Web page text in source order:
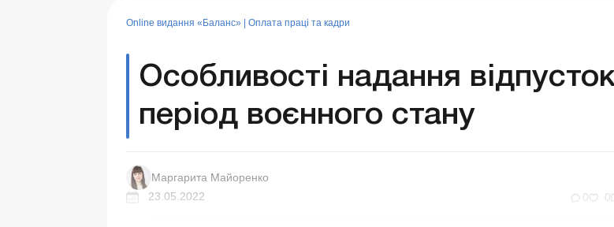
Online видання «Баланс» Оплата праці та кадри
Особливості надання
період воєнного стану
Маргарита Майоренко
23.05.2022
0 0